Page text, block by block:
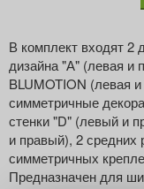
В комплект входят 2
дизайна "А" (левая и
BLUMOTION (левая
симметричные
стенки "D" (левый и
и правый), 2 средних
симметричных
Предназначен для